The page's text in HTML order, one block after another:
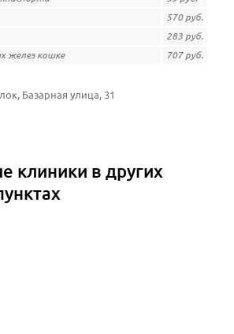
570 руб.
283 руб.
желез кошке
707 руб.
Базарная улица, 31
клиники в других